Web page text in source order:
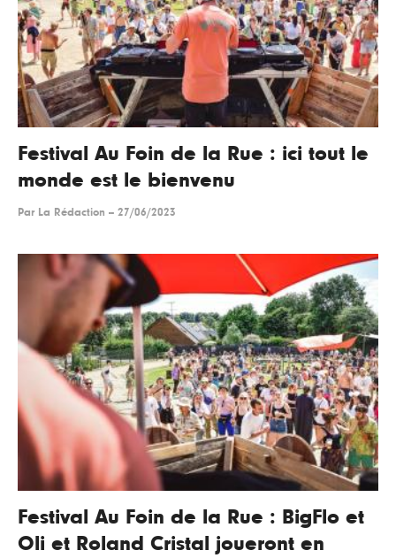
Festival Au Foin de la Rue : ici tout le
monde est le bienvenu
Par La Rédaction -- 27/06/2023
Festival Au Foin de la Rue : BigFlo et
Oli et Roland Cristal joueront en